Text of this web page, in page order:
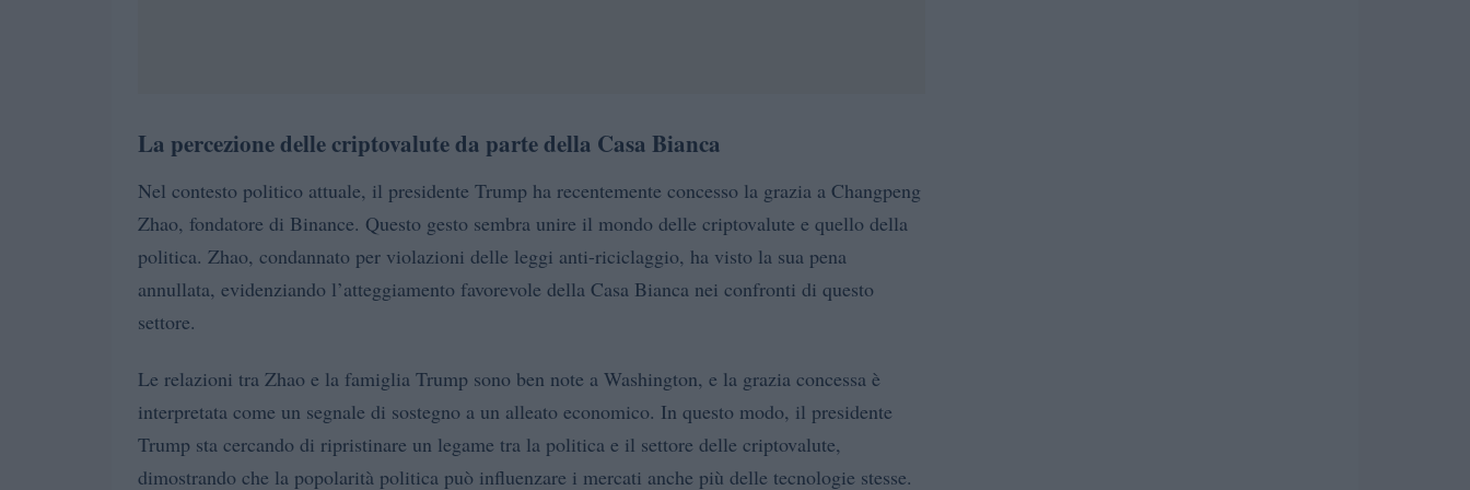
La percezione delle criptovalute da parte della Casa Bianca
Nel contesto politico attuale, il presidente Trump ha recentemente concesso la grazia a Changpeng
Zhao, fondatore di Binance. Questo gesto sembra unire il mondo delle criptovalute e quello della
politica. Zhao, condannato per violazioni delle leggi anti-riciclaggio, ha visto la sua pena
annullata, evidenziando l’atteggiamento favorevole della Casa Bianca nei confronti di questo
settore.
Le relazioni tra Zhao e la famiglia Trump sono ben note a Washington, e la grazia concessa è
interpretata come un segnale di sostegno a un alleato economico. In questo modo, il presidente
Trump sta cercando di ripristinare un legame tra la politica e il settore delle criptovalute,
dimostrando che la popolarità politica può influenzare i mercati anche più delle tecnologie stesse.